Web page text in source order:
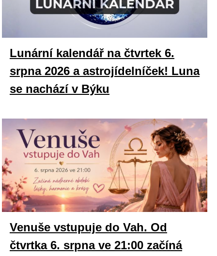
Lunární kalendář na čtvrtek 6.
srpna 2026 a astrojídelníček! Luna
se nachází v Býku
Venuše vstupuje do Vah. Od
čtvrtka 6. srpna ve 21:00 začíná